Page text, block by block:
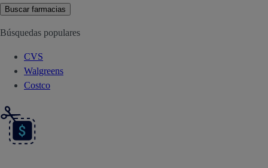
Buscar farmacias
Búsquedas populares
CVS
Walgreens
Costco